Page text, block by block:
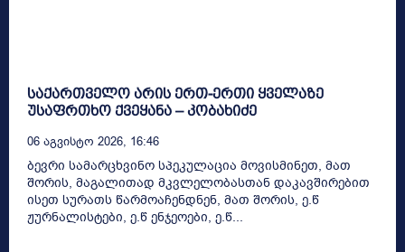
საქართველო არის ერთ-ერთი ყველაზე
უსაფრთხო ქვეყანა – კობახიძე
06 Აგვისტო 2026, 16:46
ბევრი სამარცხვინო სპეკულაცია მოვისმინეთ, მათ
შორის, მაგალითად მკვლელობასთან დაკავშირებით
ისეთ სურათს წარმოაჩენდნენ, მათ შორის, ე.წ
ჟურნალისტები, ე.წ ენჯეოები, ე.წ...